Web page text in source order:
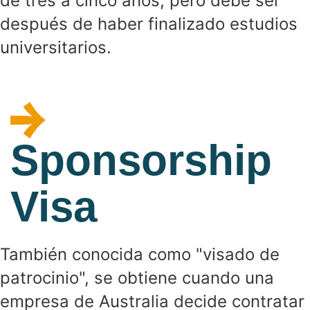
después de haber finalizado estudios
universitarios.
Sponsorship
Visa
También conocida como "visado de
patrocinio", se obtiene cuando una
empresa de Australia decide contratar